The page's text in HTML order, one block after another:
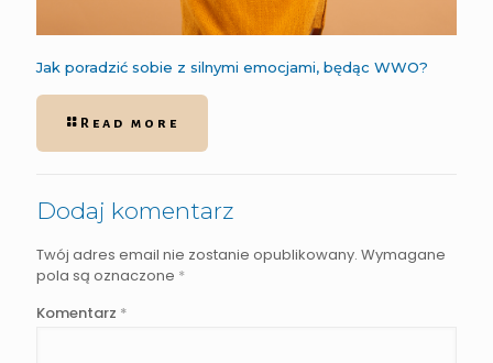
Jak poradzić sobie z silnymi emocjami, będąc WWO?
Read more
Dodaj komentarz
Twój adres email nie zostanie opublikowany. Wymagane
pola są oznaczone *
Komentarz *